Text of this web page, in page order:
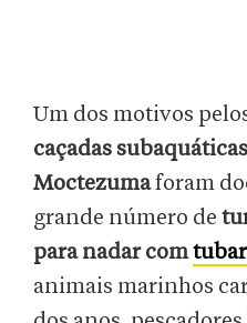
Um dos motivos
caçadas
Moctezumaforam
grande número de
para nadar com
animais marinhos